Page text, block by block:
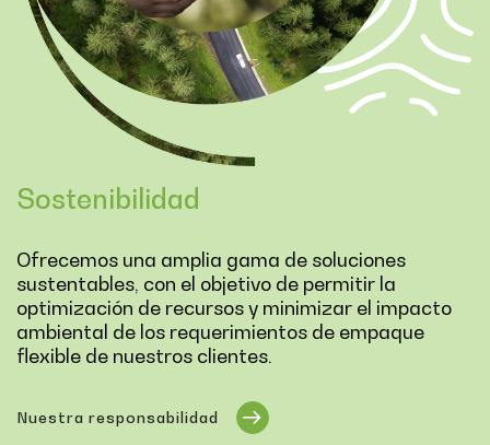
Sostenibilidad
Ofrecemos una amplia gama de soluciones
sustentables, con el objetivo de permitir la
optimización de recursos y minimizar el impacto
ambiental de los requerimientos de empaque
flexible de nuestros clientes.
Nuestra responsabilidad